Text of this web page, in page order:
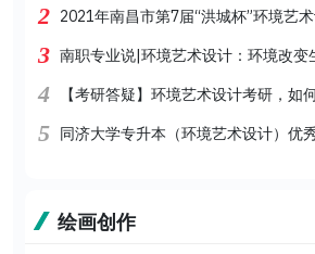
2 2021年南昌市第7届“洪城杯”环境艺
3 南职专业说|环境艺术设计：环境改变
4 【考研答疑】环境艺术设计考研，如
5 同济大学专升本（环境艺术设计）优
绘画创作